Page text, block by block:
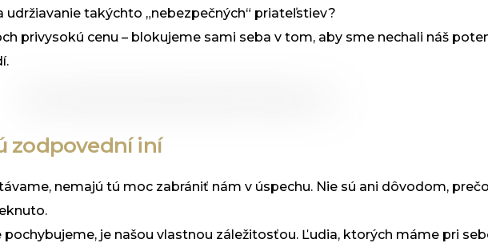
takýchto „nebezpečných“ priateľstiev?
privysokú cenu – blokujeme sami seba v tom, aby sme nechali náš
zodpovední iní
nemajú tú moc zabrániť nám v úspechu. Nie sú ani dôvodom,
pochybujeme, je našou vlastnou záležitosťou. Ľudia, ktorých máme pri